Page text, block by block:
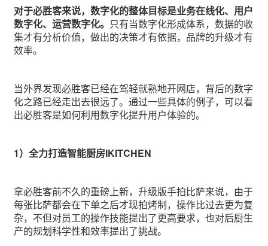
对于必胜客来说，数字化的整体目标是业务在线化、用户
数字化、运营数字化。 只有当数字化形成体系，数据的收
集才有分析价值，做出的决策才有依据，品牌的升级才有
效率。
当外界发现必胜客已经在驾轻就熟地开网店，背后的数字
化之路已经走出去很远了。通过一些具体的例子，可以看
出必胜客是如何利用数字化提升用户体验的。
1）全力打造智能厨房IKITCHEN
拿必胜客前不久的重磅上新，升级版手拍比萨来说，由于
每张比萨都会在下单之后才现拍烤制，操作比过去更为复
杂，不但对员工的操作技能提出了更高要求，也对后厨生
产的规划科学性和效率提出了挑战。